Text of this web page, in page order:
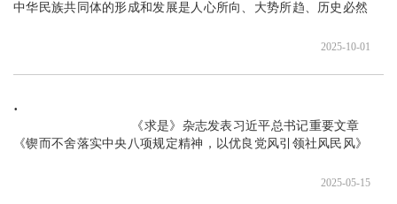
中华民族共同体的形成和发展是人心所向、大势所趋、历史必然
2025-10-01
《锲而不舍落实中央八项规定精神，以优良党风引领社风民风》
2025-05-15